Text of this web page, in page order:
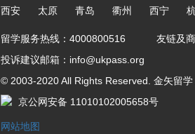
西安 太原 青岛 衢州 西宁
留学服务热线：4000800516 友链及商
投诉建议邮箱：info@ukpass.org
© 2003-2020 All Rights Reserved. 金矢留学
京公网安备 11010102005658号
网站地图